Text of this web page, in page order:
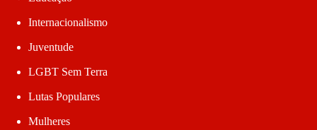
Internacionalismo
Juventude
LGBT Sem Terra
Lutas Populares
Mulheres